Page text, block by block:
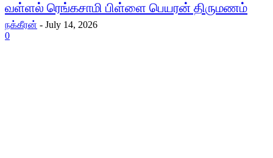
வள்ளல் ரெங்கசாமி பிள்ளை பெயரன் திருமணம்
நக்கீரன் - July 14, 2026
0